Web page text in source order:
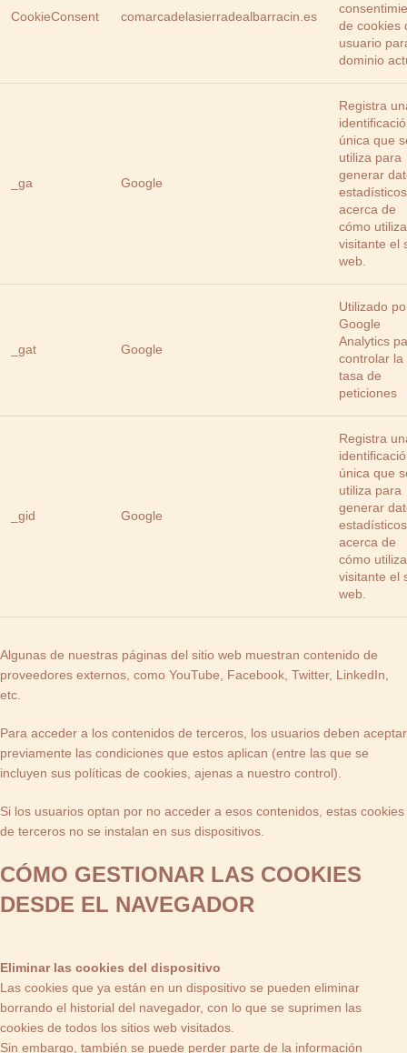
CookieConsent comarcadelasierradealbarracin.es
de cookies
usuario
dominio
_ga Google
Registra
única que
utiliza para
generar
estadísticos
acerca de
cómo
visitante el
web.
_gat Google
Utilizado
Google
Analytics
controlar la
tasa de
peticiones
_gid Google
Registra
única que
utiliza para
generar
estadísticos
acerca de
cómo
visitante el
web.
Algunas de nuestras páginas del sitio web muestran contenido de
proveedores externos, como YouTube, Facebook, Twitter, LinkedIn,
etc.
Para acceder a los contenidos de terceros, los usuarios deben aceptar
previamente las condiciones que estos aplican (entre las que se
incluyen sus políticas de cookies, ajenas a nuestro control).
Si los usuarios optan por no acceder a esos contenidos, estas cookies
de terceros no se instalan en sus dispositivos.
CÓMO GESTIONAR LAS COOKIES
DESDE EL NAVEGADOR
Eliminar las cookies del dispositivo
Las cookies que ya están en un dispositivo se pueden eliminar
borrando el historial del navegador, con lo que se suprimen las
cookies de todos los sitios web visitados.
Sin embargo, también se puede perder parte de la información